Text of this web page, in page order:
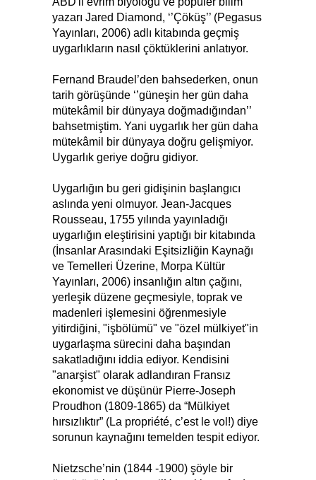
yazarı Jared Diamond, ‘’Çöküş’’ (Pegasus
Yayınları, 2006) adlı kitabında geçmiş
uygarlıkların nasıl çöktüklerini anlatıyor.
Fernand Braudel’den bahsederken, onun
tarih görüşünde ‘’güneşin her gün daha
mütekâmil bir dünyaya doğmadığından’’
bahsetmiştim. Yani uygarlık her gün daha
mütekâmil bir dünyaya doğru gelişmiyor.
Uygarlık geriye doğru gidiyor.
Uygarlığın bu geri gidişinin başlangıcı
aslında yeni olmuyor. Jean-Jacques
Rousseau, 1755 yılında yayınladığı
uygarlığın eleştirisini yaptığı bir kitabında
(İnsanlar Arasındaki Eşitsizliğin Kaynağı
ve Temelleri Üzerine, Morpa Kültür
Yayınları, 2006) insanlığın altın çağını,
yerleşik düzene geçmesiyle, toprak ve
madenleri işlemesini öğrenmesiyle
yitirdiğini, "işbölümü" ve "özel mülkiyet"in
uygarlaşma sürecini daha başından
sakatladığını iddia ediyor. Kendisini
"anarşist" olarak adlandıran Fransız
ekonomist ve düşünür Pierre-Joseph
Proudhon (1809-1865) da “Mülkiyet
hırsızlıktır” (La propriété, c’est le vol!) diye
sorunun kaynağını temelden tespit ediyor.
Nietzsche’nin (1844 -1900) şöyle bir